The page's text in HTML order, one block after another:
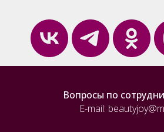
Вопросы по
E-mail: